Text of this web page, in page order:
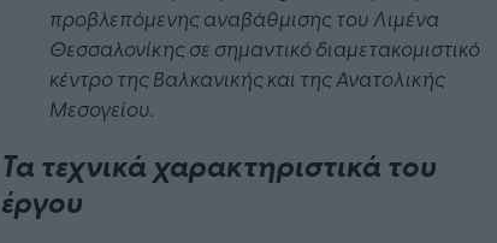
προβλεπόμενης αναβάθμισης του Λιμένα
Θεσσαλονίκης σε σημαντικό διαμετακομιστικό
κέντρο της Βαλκανικής και της Ανατολικής
Μεσογείου.
Τα τεχνικά χαρακτηριστικά του
έργου